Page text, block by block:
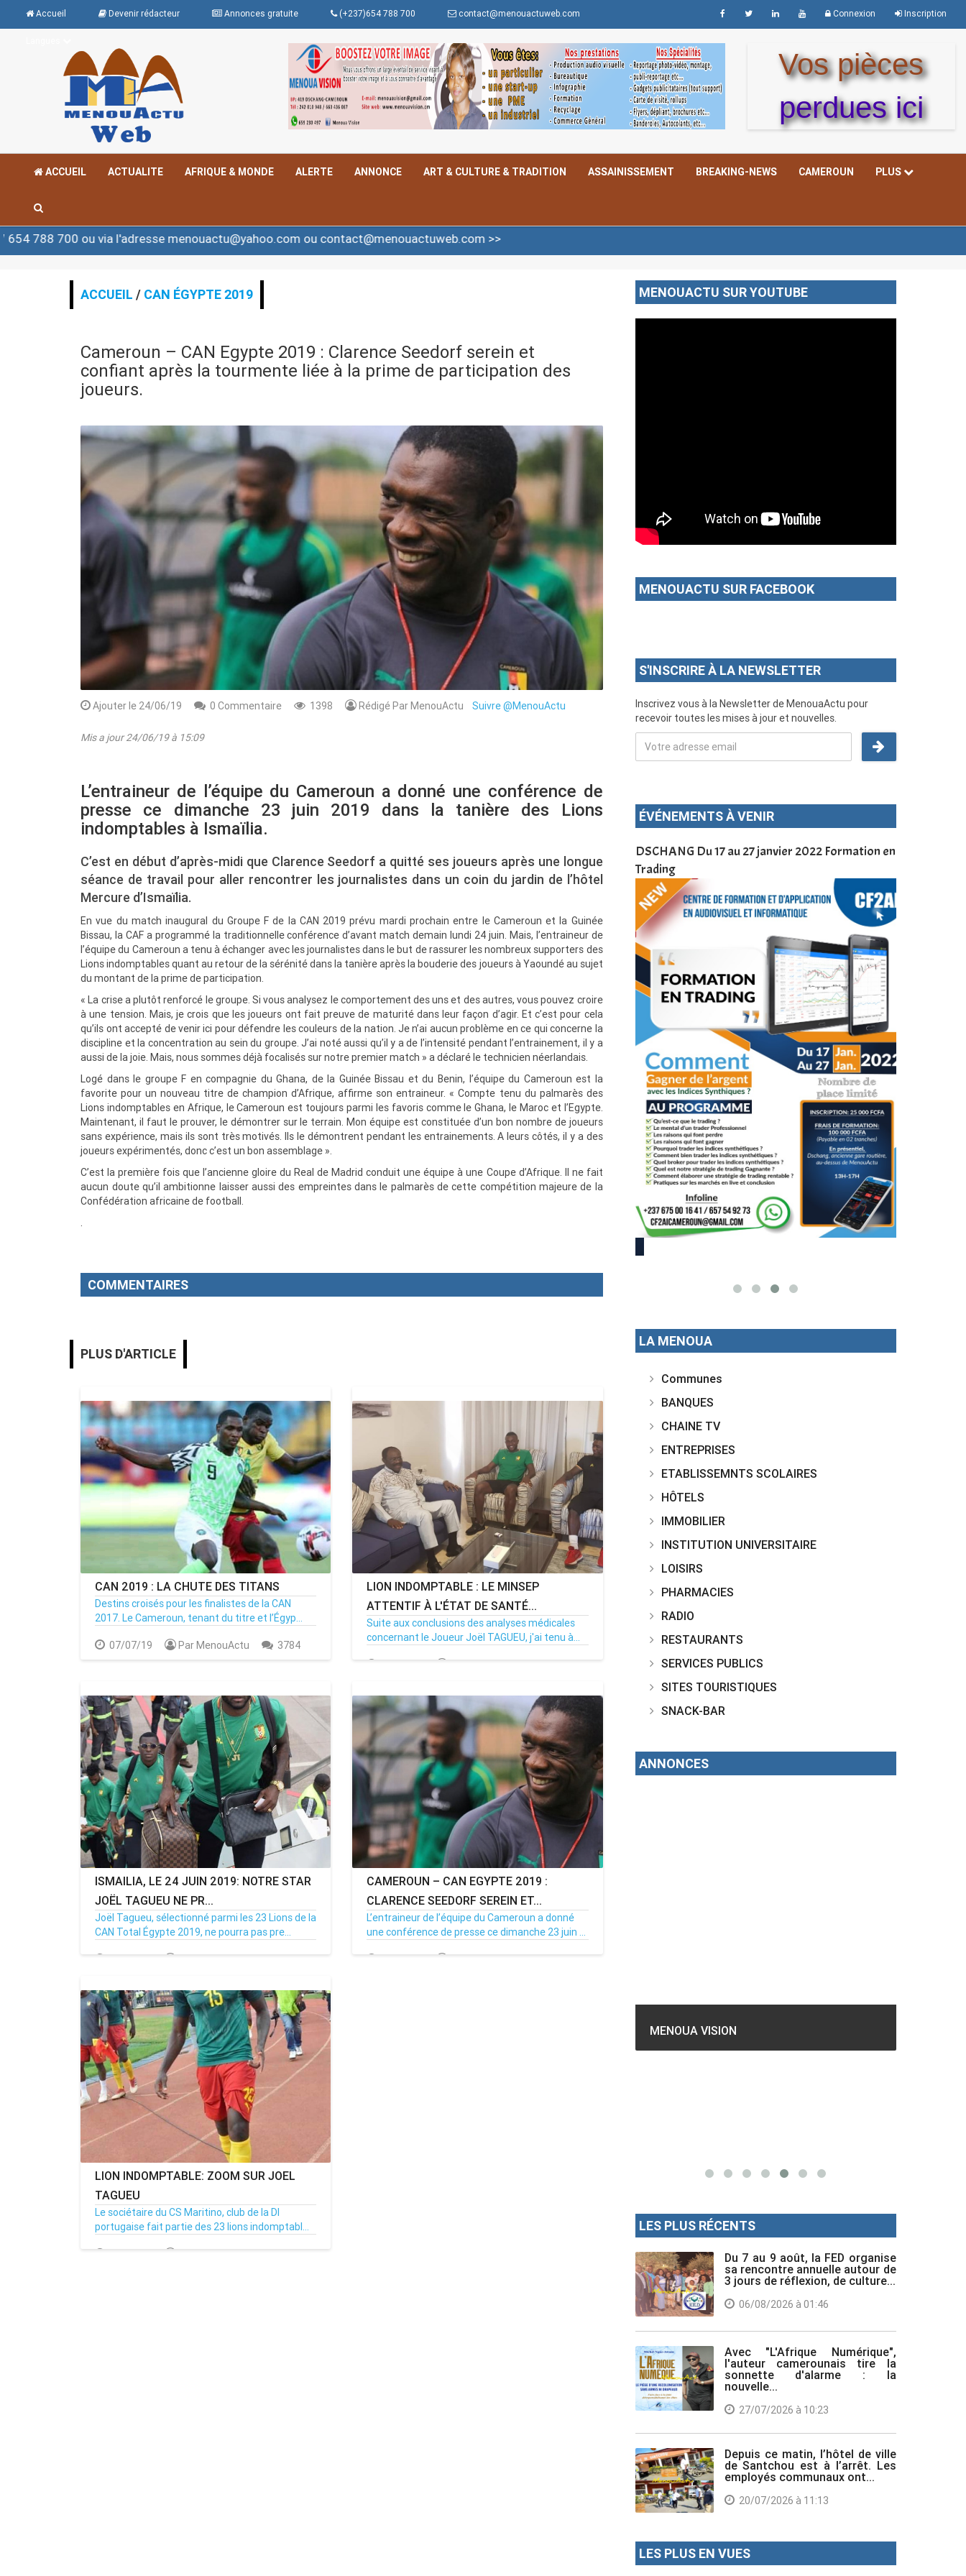
Accueil Devenir rédacteur Annonces gratuite (+237)654 788 700 contact@menouactuweb.com Connexion Inscription
Vos pièces
perdues ici
ACCUEIL ACTUALITE AFRIQUE & MONDE ALERTE ANNONCE ART & CULTURE & TRADITION ASSAINISSEMENT BREAKING-NEWS CAMEROUN PLUS
via l'adresse menouactu@yahoo.com ou contact@menouactuweb.com >>
ACCUEIL / CAN ÉGYPTE 2019
Cameroun – CAN Egypte 2019 : Clarence Seedorf serein et
confiant après la tourmente liée à la prime de participation des
joueurs.
Ajouter le 24/06/19 0 Commentaire 1398 Rédigé Par MenouActuSuivre @MenouActu
Mis a jour 24/06/19 à 15:09
L’entraineur de l’équipe du Cameroun a donné une conférence de
presse ce dimanche 23 juin 2019 dans la tanière des Lions
indomptables à Ismaïlia.
C’est en début d’après-midi que Clarence Seedorf a quitté ses joueurs après une longue
séance de travail pour aller rencontrer les journalistes dans un coin du jardin de l’hôtel
Mercure d’Ismaïlia.
En vue du match inaugural du Groupe F de la CAN 2019 prévu mardi prochain entre le Cameroun et la Guinée
Bissau, la CAF a programmé la traditionnelle conférence d’avant match demain lundi 24 juin. Mais, l’entraineur de
l’équipe du Cameroun a tenu à échanger avec les journalistes dans le but de rassurer les nombreux supporters des
Lions indomptables quant au retour de la sérénité dans la tanière après la bouderie des joueurs à Yaoundé au sujet
du montant de la prime de participation.
« La crise a plutôt renforcé le groupe. Si vous analysez le comportement des uns et des autres, vous pouvez croire
à une tension. Mais, je crois que les joueurs ont fait preuve de maturité dans leur façon d’agir. Et c’est pour cela
qu’ils ont accepté de venir ici pour défendre les couleurs de la nation. Je n’ai aucun problème en ce qui concerne la
discipline et la concentration au sein du groupe. J’ai noté aussi qu’il y a de l’intensité pendant l’entrainement, il y a
aussi de la joie. Mais, nous sommes déjà focalisés sur notre premier match » a déclaré le technicien néerlandais.
Logé dans le groupe F en compagnie du Ghana, de la Guinée Bissau et du Benin, l’équipe du Cameroun est la
favorite pour un nouveau titre de champion d’Afrique, affirme son entraineur. « Compte tenu du palmarès des
Lions indomptables en Afrique, le Cameroun est toujours parmi les favoris comme le Ghana, le Maroc et l’Egypte.
Maintenant, il faut le prouver, le démontrer sur le terrain. Mon équipe est constituée d’un bon nombre de joueurs
sans expérience, mais ils sont très motivés. Ils le démontrent pendant les entrainements. A leurs côtés, il y a des
joueurs expérimentés, donc c’est un bon assemblage ».
C’est la première fois que l’ancienne gloire du Real de Madrid conduit une équipe à une Coupe d’Afrique. Il ne fait
aucun doute qu’il ambitionne laisser aussi des empreintes dans le palmarès de cette compétition majeure de la
Confédération africaine de football.
.
COMMENTAIRES
PLUS D'ARTICLE
CAN 2019 : LA CHUTE DES TITANS
Destins croisés pour les finalistes de la CAN
2017. Le Cameroun, tenant du titre et l’Égyp...
07/07/19 Par MenouActu 3784
LION INDOMPTABLE : LE MINSEP
ATTENTIF À L'ÉTAT DE SANTÉ...
Suite aux conclusions des analyses médicales
concernant le Joueur Joël TAGUEU, j'ai tenu à...
24/06/19 Par MenouActu 1
ISMAILIA, LE 24 JUIN 2019: NOTRE STAR
JOËL TAGUEU NE PR...
Joël Tagueu, sélectionné parmi les 23 Lions de la
CAN Total Égypte 2019, ne pourra pas pre...
24/06/19 Par MenouActu 0
CAMEROUN – CAN EGYPTE 2019 :
CLARENCE SEEDORF SEREIN ET...
L’entraineur de l’équipe du Cameroun a donné
une conférence de presse ce dimanche 23 juin ...
24/06/19 Par MenouActu 0
LION INDOMPTABLE: ZOOM SUR JOEL
TAGUEU
Le sociétaire du CS Maritino, club de la DI
portugaise fait partie des 23 lions indomptabl...
23/06/19 Par MenouActu 25
MENOUACTU SUR YOUTUBE
MENOUACTU SUR FACEBOOK
S'INSCRIRE À LA NEWSLETTER
Inscrivez vous à la Newsletter de MenouaActu pour
recevoir toutes les mises à jour et nouvelles.
ÉVÉNEMENTS À VENIR
une formation de qualité, un métier
de formation pratique. Dschang du 17 au 27
janvier 2022
DSCHANG Du 17 au 27 janvier 2022 Formation en
Trading
Cameroun
LA MENOUA
Communes
BANQUES
CHAINE TV
ENTREPRISES
ETABLISSEMNTS SCOLAIRES
HÔTELS
IMMOBILIER
INSTITUTION UNIVERSITAIRE
LOISIRS
PHARMACIES
RADIO
RESTAURANTS
SERVICES PUBLICS
SITES TOURISTIQUES
SNACK-BAR
ANNONCES
MENOUACTU
académique ce 10 Octobre 2022.
LES PLUS RÉCENTS
Du 7 au 9 août, la FED organise
sa rencontre annuelle autour de
3 jours de réflexion, de culture...
06/08/2026 à 01:46
Avec "L'Afrique Numérique",
l'auteur camerounais tire la
sonnette d'alarme : la
nouvelle...
27/07/2026 à 10:23
Depuis ce matin, l’hôtel de ville
de Santchou est à l’arrêt. Les
employés communaux ont...
20/07/2026 à 11:13
LES PLUS EN VUES